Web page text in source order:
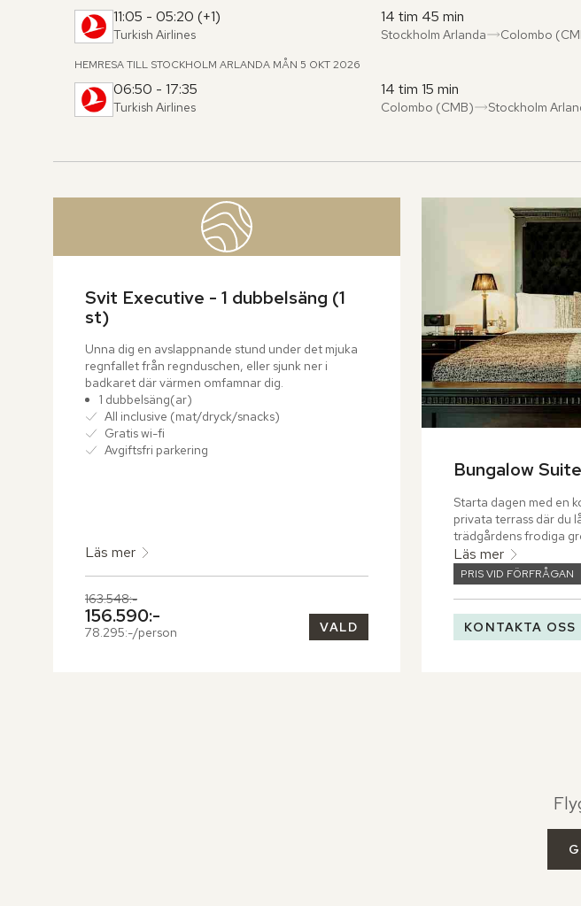
11:05 - 05:20 (+1)
Turkish Airlines
14 tim 45 min
Från:
Stockholm Arlanda
,till: Colombo
HEMRESA TILL STOCKHOLM ARLANDA MÅN 5 OKT 2026
06:50 - 17:35
Turkish Airlines
14 tim 15 min
Från:
Colombo (CMB)
,till: Stockholm
över
Svit Executive - 1 dubbelsäng (1
st)
Unna dig en avslappnande stund under det mjuka
regnfallet från regnduschen, eller sjunk ner i
badkaret där värmen omfamnar dig.
1 dubbelsäng(ar)
All inclusive (mat/dryck/snacks)
Gratis wi-fi
Avgiftsfri parkering
Läs mer
Tidigare pris,
163.548:-
Nuvarande pris,
156.590:-
78.295:-/person VALD
Bungalow
Starta dagen med en
privata terrass där du
trädgårdens frodiga
Läs mer
PRIS VID FÖRFRÅGAN
KONTAKTA OSS